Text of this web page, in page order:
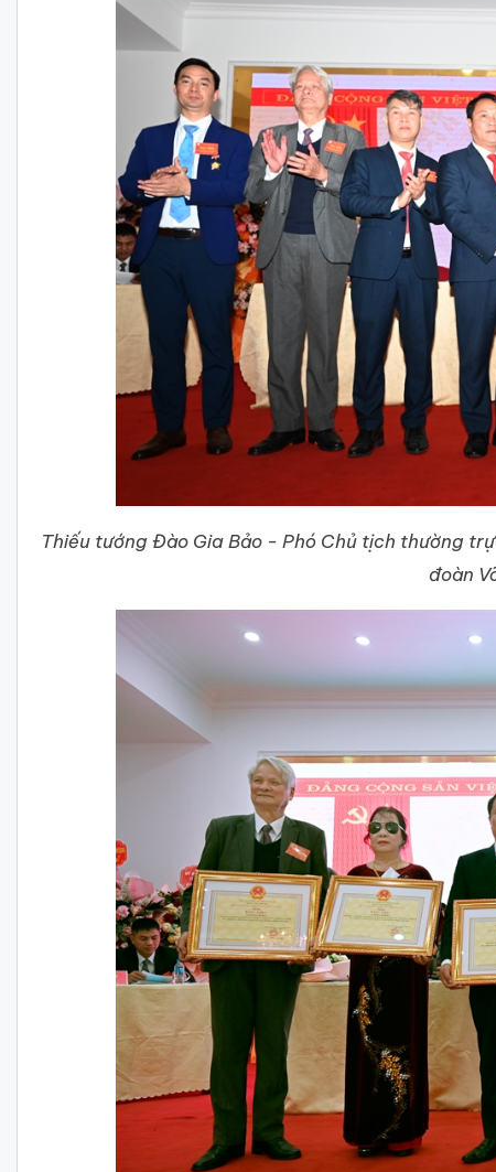
Thiếu tướng Đào Gia Bảo - Phó Chủ tịch thường
đoàn